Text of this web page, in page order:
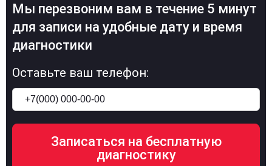
Мы перезвоним вам в течение 5 минут
для записи на удобные дату и время
диагностики
Оставьте ваш телефон: